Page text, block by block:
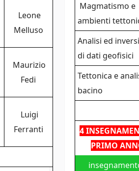
Leone
Melluso
Maurizio
Fedi
Luigi
Ferranti
Magmatismo e
ambienti
Analisi ed
di dati geofisici
Tettonica e
bacino
4
PRIMO